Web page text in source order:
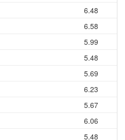
6.48
6.58
5.99
5.48
5.69
6.23
5.67
6.06
5.48